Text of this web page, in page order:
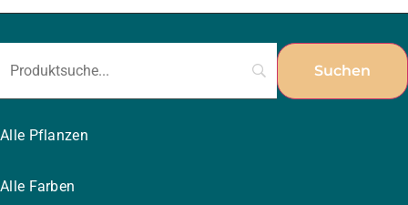
Alle Pflanzen
Alle Farben